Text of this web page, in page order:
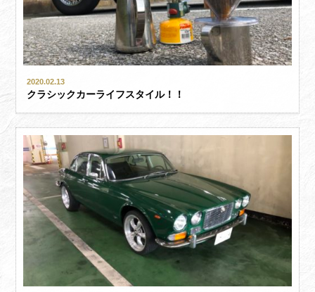
2020.02.13
クラシックカーライフスタイル！！